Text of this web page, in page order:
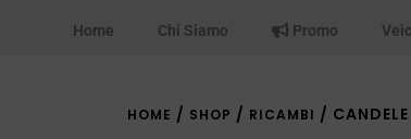
Home Chi Siamo Promo
HOME / SHOP / RICAMBI / CANDELE